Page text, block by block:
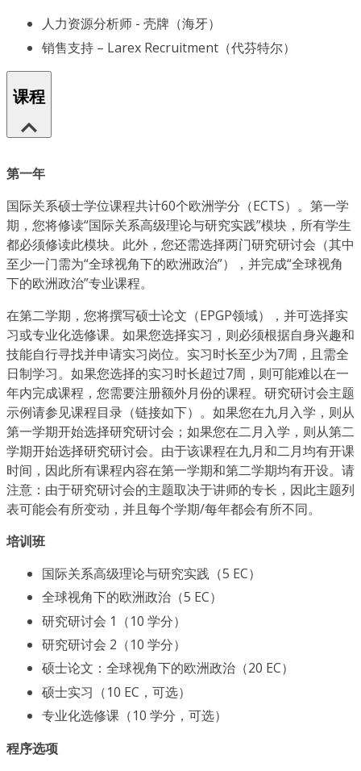
人力资源分析师 - 壳牌（海牙）
销售支持 – Larex Recruitment（代芬特尔）
课程
第一年
国际关系硕士学位课程共计60个欧洲学分（ECTS）。第一学
期，您将修读“国际关系高级理论与研究实践”模块，所有学生
都必须修读此模块。此外，您还需选择两门研究研讨会（其中
至少一门需为“全球视角下的欧洲政治”），并完成“全球视角
下的欧洲政治”专业课程。
在第二学期，您将撰写硕士论文（EPGP领域），并可选择实
习或专业化选修课。如果您选择实习，则必须根据自身兴趣和
技能自行寻找并申请实习岗位。实习时长至少为7周，且需全
日制学习。如果您选择的实习时长超过7周，则可能难以在一
年内完成课程，您需要注册额外月份的课程。研究研讨会主题
示例请参见课程目录（链接如下）。如果您在九月入学，则从
第一学期开始选择研究研讨会；如果您在二月入学，则从第二
学期开始选择研究研讨会。由于该课程在九月和二月均有开课
时间，因此所有课程内容在第一学期和第二学期均有开设。请
注意：由于研究研讨会的主题取决于讲师的专长，因此主题列
表可能会有所变动，并且每个学期/每年都会有所不同。
培训班
国际关系高级理论与研究实践（5 EC）
全球视角下的欧洲政治（5 EC）
研究研讨会 1（10 学分）
研究研讨会 2（10 学分）
硕士论文：全球视角下的欧洲政治（20 EC）
硕士实习（10 EC，可选）
专业化选修课（10 学分，可选）
程序选项